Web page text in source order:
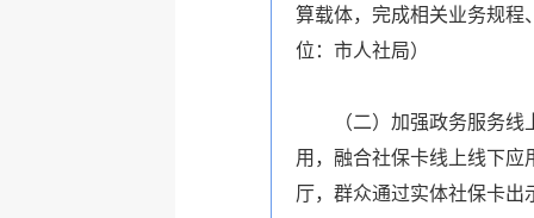
算载体，完成相关业务规程
位：市人社局）
（二）加强政务服务
用，融合社保卡线上线下应
厅，群众通过实体社保卡出